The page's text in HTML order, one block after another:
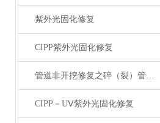
紫外光固化修复
CIPP紫外光固化修复
管道非开挖修复之碎（裂）管法修复技术
CIPP－UⅤ紫外光固化修复